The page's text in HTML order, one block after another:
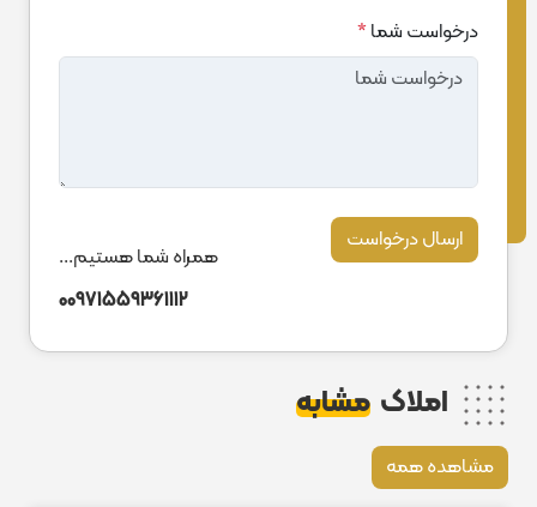
درخواست شما*
ارسال درخواست
همراه شما هستیم...
00971559361112
املاک مشابه
مشاهده همه